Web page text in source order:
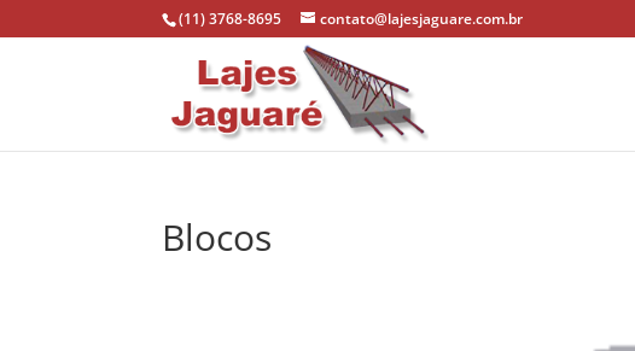
(11) 3768-8695 contato@lajesjaguare.com.br
Blocos